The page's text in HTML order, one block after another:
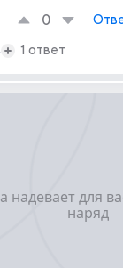
0
1 ответ